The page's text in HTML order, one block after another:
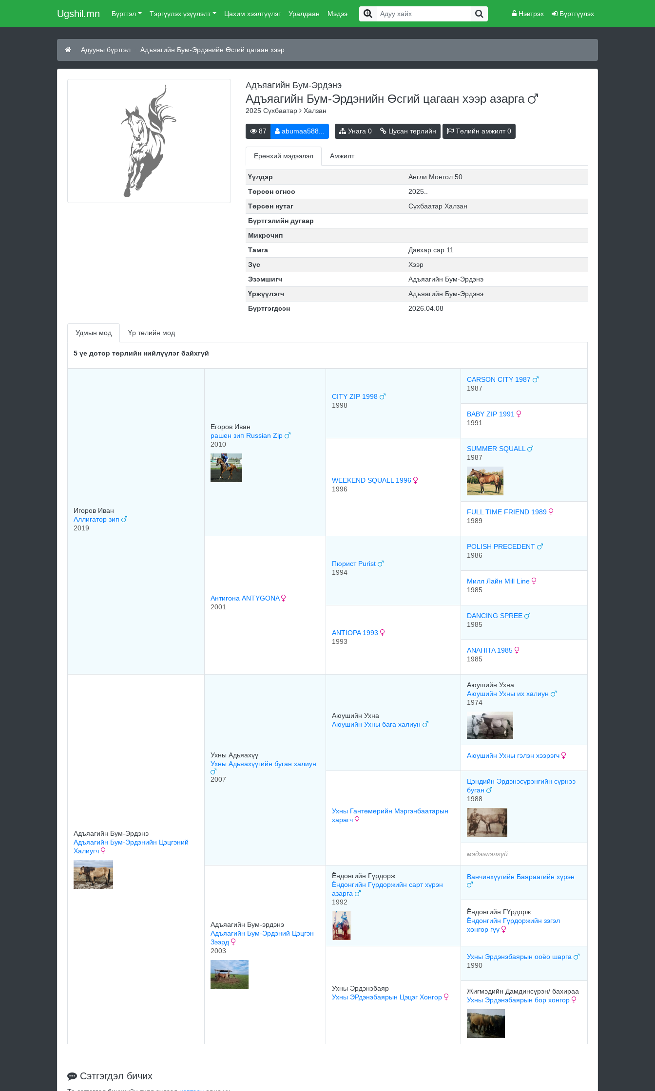
Ugshil.mn Бүртгэл Тэргүүлэх үзүүлэлт Цахим хээлтүүлэг Уралдаан Мэдээ Нэвтрэх Бүртгүүлэх
Адууны бүртгэл Адъяагийн Бум-Эрдэнийн Өсгий цагаан хээр
Адъяагийн Бум-Эрдэнэ
Адъяагийн Бум-Эрдэнийн Өсгий цагаан хээр азарга
2025 Сүхбаатар Халзан
87 abumaa588... Унага 0 Цусан төрлийн Төлийн амжилт0
Ерөнхий мэдээлэл Амжилт
Үүлдэр
Англи Монгол 50
Төрсөн огноо
2025..
Төрсөн нутаг
Сүхбаатар Халзан
Бүртгэлийн дугаар
Микрочип
Тамга
Давхар сар 11
Зүс
Хээр
Эзэмшигч
Адъяагийн Бум-Эрдэнэ
Үржүүлэгч
Адъяагийн Бум-Эрдэнэ
Бүртгэгдсэн
2026.04.08
Удмын мод Үр төлийн мод
5 үе дотор төрлийн нийлүүлэг байхгүй
Игоров Иван
Аллигатор зип
2019
Егоров Иван
рашен зип Russian Zip
2010
CITY ZIP 1998
1998
CARSON CITY 1987
1987
BABY ZIP 1991
1991
WEEKEND SQUALL 1996
1996
SUMMER SQUALL
1987
FULL TIME FRIEND 1989
1989
Антигона ANTYGONA
2001
Пюрист Purist
1994
POLISH PRECEDENT
1986
Милл Лайн Mill Line
1985
ANTIOPA 1993
1993
DANCING SPREE
1985
ANAHITA 1985
1985
Адъяагийн Бум-Эрдэнэ
Адъяагийн Бум-Эрдэнийн Цэцгэний
Халиугч
Ухны Адьяахүү
Ухны Адьяахүүгийн буган халиун
2007
Аюушийн Ухна
Аюушийн Ухны бага халиун
Аюушийн Ухна
Аюушийн Ухны их халиун
1974
Аюушийн Ухны гэлэн хээрэгч
Ухны Гантөмөрийн Мэргэнбаатарын
харагч
Цэндийн Эрдэнэсүрэнгийн сүрнээ
буган
1988
мэдээлэлгүй
Адъяагийн Бум-эрдэнэ
Адъяагийн Бум-Эрдэний Цэцгэн
Зээрд
2003
Ёндонгийн Гүрдорж
Ёндонгийн Гүрдоржийн сарт хүрэн
азарга
1992
Ванчинхүүгийн Баяраагийн хүрэн
Ёндонгийн ГҮрдорж
Ёндонгийн Гүрдоржийн зэгэл
хонгор гүү
Ухны Эрдэнэбаяр
Ухны ЭРдэнэбаярын Цэцэг Хонгор
Ухны Эрдэнэбаярын ооёо шарга
1990
Жигмэдийн Дамдинсүрэн/ бахираа
Ухны Эрдэнэбаярын бор хонгор
Сэтгэгдэл бичих